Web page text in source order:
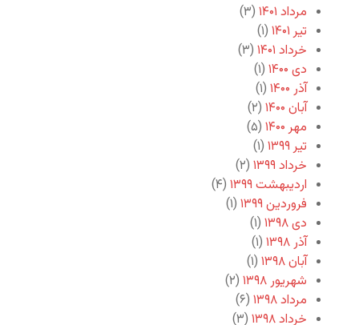
مرداد ۱۴۰۱
(۳)
تیر ۱۴۰۱
(۱)
خرداد ۱۴۰۱
(۳)
دی ۱۴۰۰
(۱)
آذر ۱۴۰۰
(۱)
آبان ۱۴۰۰
(۲)
مهر ۱۴۰۰
(۵)
تیر ۱۳۹۹
(۱)
خرداد ۱۳۹۹
(۲)
اردیبهشت ۱۳۹۹
(۴)
فروردین ۱۳۹۹
(۱)
دی ۱۳۹۸
(۱)
آذر ۱۳۹۸
(۱)
آبان ۱۳۹۸
(۱)
شهریور ۱۳۹۸
(۲)
مرداد ۱۳۹۸
(۶)
خرداد ۱۳۹۸
(۳)